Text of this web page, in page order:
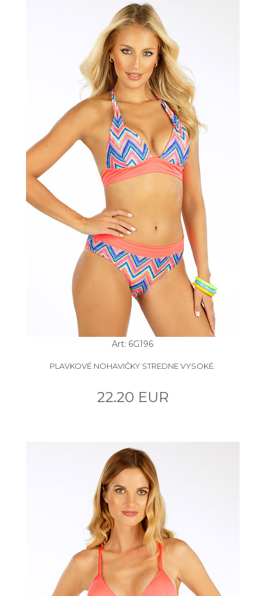
Art: 6G196
PLAVKOVÉ NOHAVIČKY STREDNE VYSOKÉ.
22.20 EUR